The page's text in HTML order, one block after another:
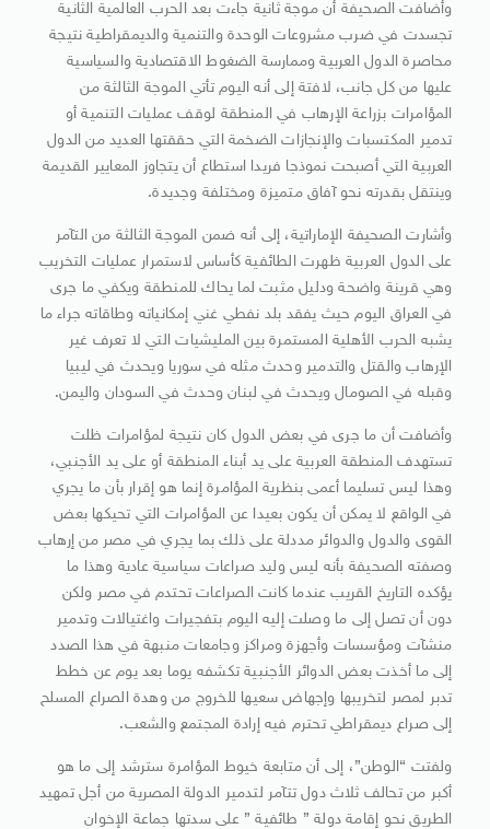
وأضافت الصحيفة أن موجة ثانية جاءت بعد الحرب العالمية الثانية
تجسدت في ضرب مشروعات الوحدة والتنمية والديمقراطية نتيجة
محاصرة الدول العربية وممارسة الضغوط الاقتصادية والسياسية
عليها من كل جانب، لافتة إلى أنه اليوم تأتي الموجة الثالثة من
المؤامرات بزراعة الإرهاب في المنطقة لوقف عمليات التنمية أو
تدمير المكتسبات والإنجازات الضخمة التي حققتها العديد من الدول
العربية التي أصبحت نموذجا فريدا استطاع أن يتجاوز المعايير القديمة
وينتقل بقدرته نحو آفاق متميزة ومختلفة وجديدة.
وأشارت الصحيفة الإماراتية، إلى أنه ضمن الموجة الثالثة من التآمر
على الدول العربية ظهرت الطائفية كأساس لاستمرار عمليات التخريب
وهي قرينة واضحة ودليل مثبت لما يحاك للمنطقة ويكفي ما جرى
في العراق اليوم حيث يفقد بلد نفطي غني إمكانياته وطاقاته جراء ما
يشبه الحرب الأهلية المستمرة بين المليشيات التي لا تعرف غير
الإرهاب والقتل والتدمير وحدث مثله في سوريا ويحدث في ليبيا
وقبله في الصومال ويحدث في لبنان وحدث في السودان واليمن.
وأضافت أن ما جرى في بعض الدول كان نتيجة لمؤامرات ظلت
تستهدف المنطقة العربية على يد أبناء المنطقة أو على يد الأجنبي،
وهذا ليس تسليما أعمى بنظرية المؤامرة إنما هو إقرار بأن ما يجري
في الواقع لا يمكن أن يكون بعيدا عن المؤامرات التي تحيكها بعض
القوى والدول والدوائر مددلة على ذلك بما يجري في مصر من إرهاب
وصفته الصحيفة بأنه ليس وليد صراعات سياسية عادية وهذا ما
يؤكده التاريخ القريب عندما كانت الصراعات تحتدم في مصر ولكن
دون أن تصل إلى ما وصلت إليه اليوم بتفجيرات واغتيالات وتدمير
منشآت ومؤسسات وأجهزة ومراكز وجامعات منبهة في هذا الصدد
إلى ما أخذت بعض الدوائر الأجنبية تكشفه يوما بعد يوم عن خطط
تدبر لمصر لتخريبها وإجهاض سعيها للخروج من وهدة الصراع المسلح
إلى صراع ديمقراطي تحترم فيه إرادة المجتمع والشعب.
ولفتت “الوطن”، إلى أن متابعة خيوط المؤامرة سترشد إلى ما هو
أكبر من تحالف ثلاث دول تتآمر لتدمير الدولة المصرية من أجل تمهيد
الطريق نحو إقامة دولة ” طائفية ” على سدتها جماعة الإخوان